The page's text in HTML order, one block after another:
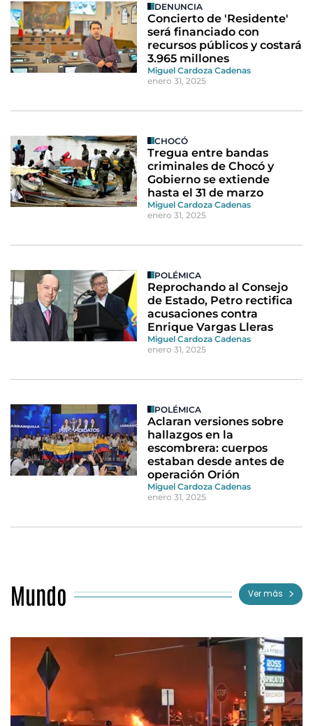
DENUNCIA
Concierto de 'Residente'
será financiado con
recursos públicos y costará
3.965 millones
Miguel Cardoza Cadenas
enero 31, 2025
CHOCÓ
Tregua entre bandas
criminales de Chocó y
Gobierno se extiende
hasta el 31 de marzo
Miguel Cardoza Cadenas
enero 31, 2025
POLÉMICA
Reprochando al Consejo
de Estado, Petro rectifica
acusaciones contra
Enrique Vargas Lleras
Miguel Cardoza Cadenas
enero 31, 2025
POLÉMICA
Aclaran versiones sobre
hallazgos en la
escombrera: cuerpos
estaban desde antes de
operación Orión
Miguel Cardoza Cadenas
enero 31, 2025
Mundo Ver más